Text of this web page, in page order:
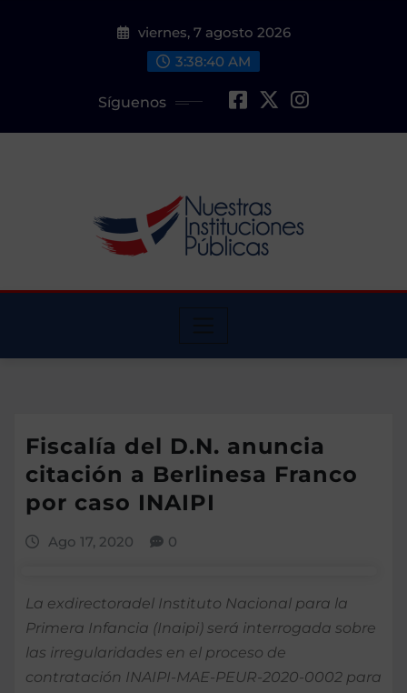
viernes, 7 agosto 2026
3:38:42 AM
Síguenos
Fiscalía del D.N. anuncia
citación a Berlinesa Franco
por caso INAIPI
Ago 17, 2020 0
La exdirectoradel Instituto Nacional para la
Primera Infancia (Inaipi) será interrogada sobre
las irregularidades en el proceso de
contratación INAIPI-MAE-PEUR-2020-0002 para